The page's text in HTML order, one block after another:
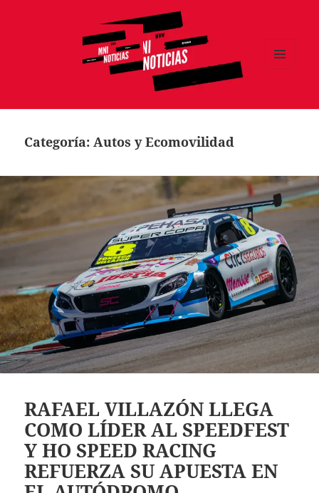
Categoría:Autos y Ecomovilidad
RAFAEL VILLAZÓN LLEGA
COMO LÍDER AL SPEEDFEST
Y HO SPEED RACING
REFUERZA SU APUESTA EN